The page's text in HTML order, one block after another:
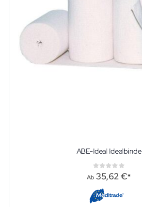
ABE-Ideal Idealbinde
Rating:
0%
Ab 35,62 €